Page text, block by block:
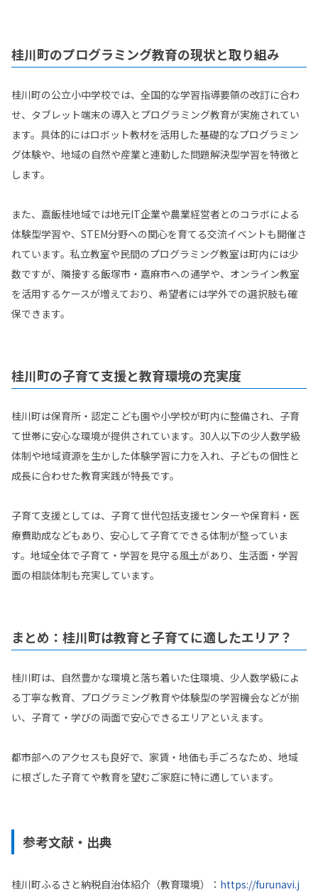
桂川町のプログラミング教育の現状と取り組み
桂川町の公立小中学校では、全国的な学習指導要領の改訂に合わ
せ、タブレット端末の導入とプログラミング教育が実施されてい
ます。具体的にはロボット教材を活用した基礎的なプログラミン
グ体験や、地域の自然や産業と連動した問題解決型学習を特徴と
します。
また、嘉飯桂地域では地元IT企業や農業経営者とのコラボによる
体験型学習や、STEM分野への関心を育てる交流イベントも開催さ
れています。私立教室や民間のプログラミング教室は町内には少
数ですが、隣接する飯塚市・嘉麻市への通学や、オンライン教室
を活用するケースが増えており、希望者には学外での選択肢も確
保できます。
桂川町の子育て支援と教育環境の充実度
桂川町は保育所・認定こども園や小学校が町内に整備され、子育
て世帯に安心な環境が提供されています。30人以下の少人数学級
体制や地域資源を生かした体験学習に力を入れ、子どもの個性と
成長に合わせた教育実践が特長です。
子育て支援としては、子育て世代包括支援センターや保育料・医
療費助成などもあり、安心して子育てできる体制が整っていま
す。地域全体で子育て・学習を見守る風土があり、生活面・学習
面の相談体制も充実しています。
まとめ：桂川町は教育と子育てに適したエリア？
桂川町は、自然豊かな環境と落ち着いた住環境、少人数学級によ
る丁寧な教育、プログラミング教育や体験型の学習機会などが揃
い、子育て・学びの両面で安心できるエリアといえます。
都市部へのアクセスも良好で、家賃・地価も手ごろなため、地域
に根ざした子育てや教育を望むご家庭に特に適しています。
参考文献・出典
桂川町ふるさと納税自治体紹介（教育環境）： https://furunavi.j